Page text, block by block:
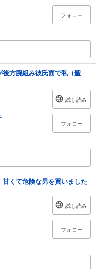
フォロー
後方腕組み彼氏面で私（聖
試し読み
フォロー
くて危険な男を買いました
試し読み
フォロー